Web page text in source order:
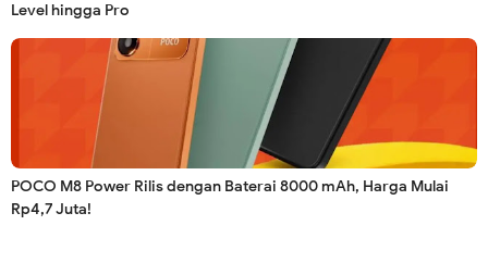
Level hingga Pro
POCO M8 Power Rilis dengan Baterai 8000 mAh, Harga Mulai
Rp4,7 Juta!